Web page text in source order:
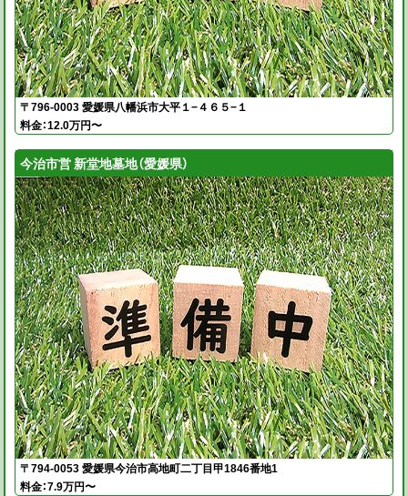
〒796-0003 愛媛県八幡浜市大平１−４６５−１
料金：12.0万円〜
今治市営 新堂地墓地（愛媛県）
〒794-0053 愛媛県今治市高地町二丁目甲1846番地1
料金：7.9万円〜